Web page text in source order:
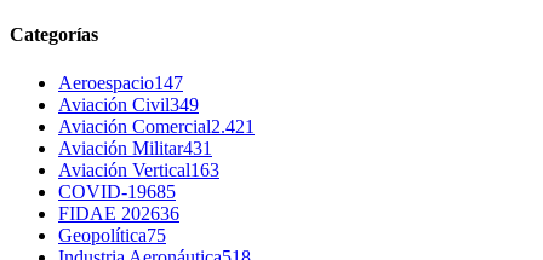
Categorías
Aeroespacio147
Aviación Civil349
Aviación Comercial2.421
Aviación Militar431
Aviación Vertical163
COVID-19685
FIDAE 202636
Geopolítica75